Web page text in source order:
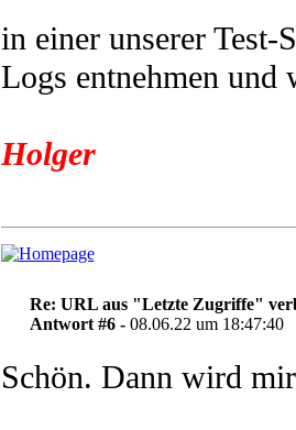
in einer unserer
Logs entnehmen und
Holger
Re: URL aus "Letzte Zugriffe"
Antwort #6 -08.06.22 um 18:47:40
Schön. Dann wird